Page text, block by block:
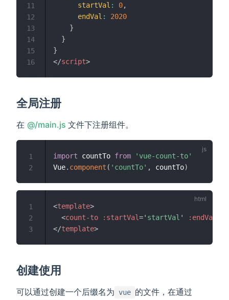
startVal : 0,
endVal :
2020
}
}
}
</script>
11
12
13
14
15
16
全局注册
在 @/main.js (opens new window)
文件下注册组件。
import countTo from
'vue-count-to'
Vue. component ( 'countTo' , countTo)
1
2
<template>
<count-to :startVal=' startVal ' :endVal
</template>
1
2
3
创建使用
可以通过创建一个后缀名为 vue 的文件，在通过